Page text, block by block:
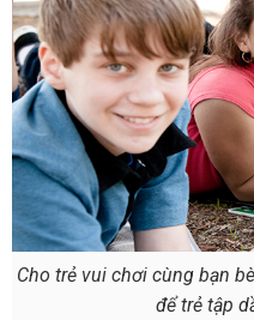
Cho trẻ vui chơi cùng bạn
để trẻ tập